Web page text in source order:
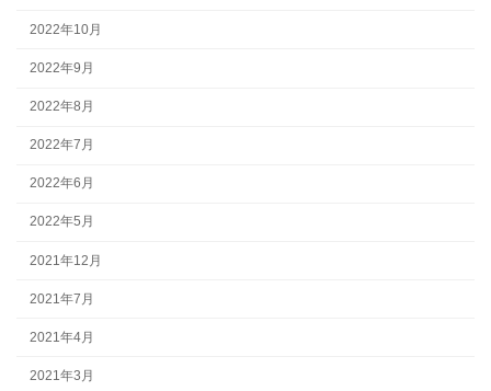
2022年10月
2022年9月
2022年8月
2022年7月
2022年6月
2022年5月
2021年12月
2021年7月
2021年4月
2021年3月